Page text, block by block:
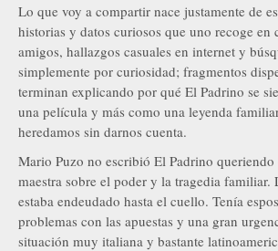
Lo que voy a compartir nace justamente de
historias y datos curiosos que uno recoge en
amigos, hallazgos casuales en internet y
simplemente por curiosidad; fragmentos
terminan explicando por qué El Padrino se
una película y más como una leyenda
heredamos sin darnos cuenta.
Mario Puzo no escribió El Padrino queriendo
maestra sobre el poder y la tragedia familiar.
estaba endeudado hasta el cuello. Tenía
problemas con las apuestas y una gran
situación muy italiana y bastante